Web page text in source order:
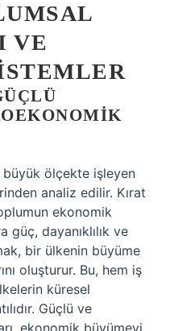
VE
ölçekte işleyen
analiz edilir. Kırat
ekonomik
güç, dayanıklılık ve
bir ülkenin büyüme
oluşturur. Bu, hem iş
küresel
Güçlü ve
ekonomik büyümeyi